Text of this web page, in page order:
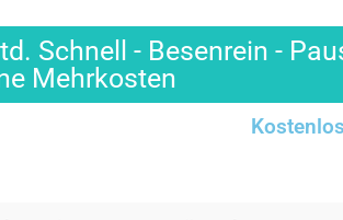
Schnell - Besenrein -
Mehrkosten